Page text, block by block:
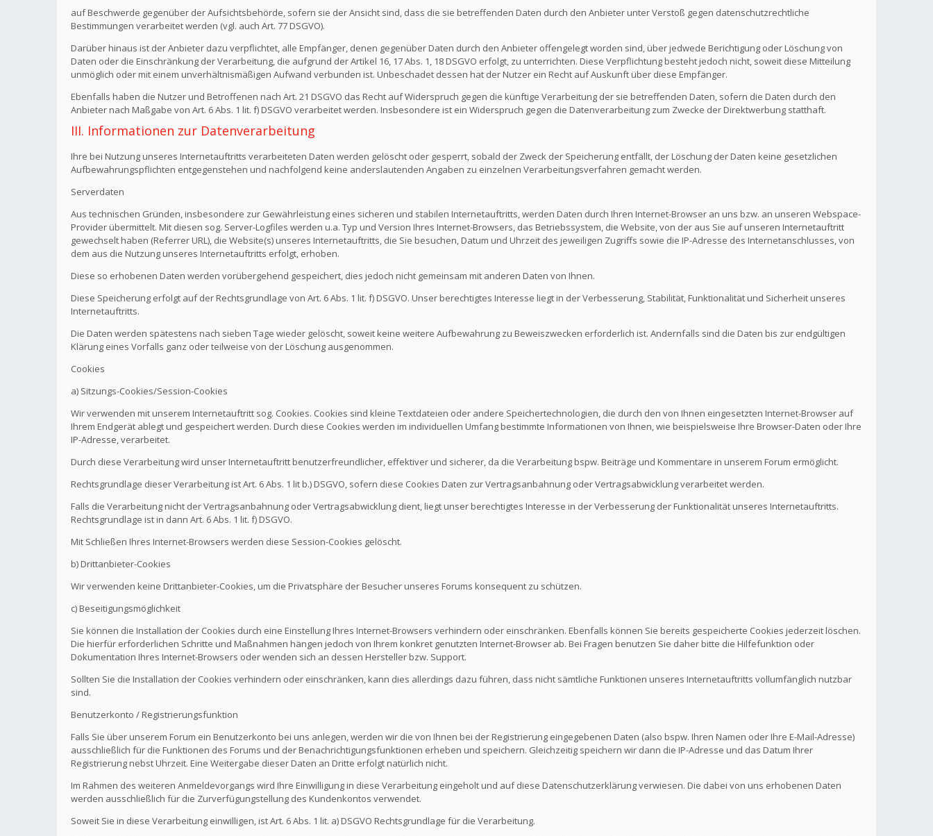
auf Beschwerde gegenüber der Aufsichtsbehörde, sofern sie der Ansicht sind, dass die sie betreffenden Daten durch den Anbieter unter Verstoß gegen datenschutzrechtliche
Bestimmungen verarbeitet werden (vgl. auch Art. 77 DSGVO).
Darüber hinaus ist der Anbieter dazu verpflichtet, alle Empfänger, denen gegenüber Daten durch den Anbieter offengelegt worden sind, über jedwede Berichtigung oder Löschung von
Daten oder die Einschränkung der Verarbeitung, die aufgrund der Artikel 16, 17 Abs. 1, 18 DSGVO erfolgt, zu unterrichten. Diese Verpflichtung besteht jedoch nicht, soweit diese Mitteilung
unmöglich oder mit einem unverhältnismäßigen Aufwand verbunden ist. Unbeschadet dessen hat der Nutzer ein Recht auf Auskunft über diese Empfänger.
Ebenfalls haben die Nutzer und Betroffenen nach Art. 21 DSGVO das Recht auf Widerspruch gegen die künftige Verarbeitung der sie betreffenden Daten, sofern die Daten durch den
Anbieter nach Maßgabe von Art. 6 Abs. 1 lit. f) DSGVO verarbeitet werden. Insbesondere ist ein Widerspruch gegen die Datenverarbeitung zum Zwecke der Direktwerbung statthaft.
III. Informationen zur Datenverarbeitung
Ihre bei Nutzung unseres Internetauftritts verarbeiteten Daten werden gelöscht oder gesperrt, sobald der Zweck der Speicherung entfällt, der Löschung der Daten keine gesetzlichen
Aufbewahrungspflichten entgegenstehen und nachfolgend keine anderslautenden Angaben zu einzelnen Verarbeitungsverfahren gemacht werden.
Serverdaten
Aus technischen Gründen, insbesondere zur Gewährleistung eines sicheren und stabilen Internetauftritts, werden Daten durch Ihren Internet-Browser an uns bzw. an unseren Webspace-
Provider übermittelt. Mit diesen sog. Server-Logfiles werden u.a. Typ und Version Ihres Internet-Browsers, das Betriebssystem, die Website, von der aus Sie auf unseren Internetauftritt
gewechselt haben (Referrer URL), die Website(s) unseres Internetauftritts, die Sie besuchen, Datum und Uhrzeit des jeweiligen Zugriffs sowie die IP-Adresse des Internetanschlusses, von
dem aus die Nutzung unseres Internetauftritts erfolgt, erhoben.
Diese so erhobenen Daten werden vorübergehend gespeichert, dies jedoch nicht gemeinsam mit anderen Daten von Ihnen.
Diese Speicherung erfolgt auf der Rechtsgrundlage von Art. 6 Abs. 1 lit. f) DSGVO. Unser berechtigtes Interesse liegt in der Verbesserung, Stabilität, Funktionalität und Sicherheit unseres
Internetauftritts.
Die Daten werden spätestens nach sieben Tage wieder gelöscht, soweit keine weitere Aufbewahrung zu Beweiszwecken erforderlich ist. Andernfalls sind die Daten bis zur endgültigen
Klärung eines Vorfalls ganz oder teilweise von der Löschung ausgenommen.
Cookies
a) Sitzungs-Cookies/Session-Cookies
Wir verwenden mit unserem Internetauftritt sog. Cookies. Cookies sind kleine Textdateien oder andere Speichertechnologien, die durch den von Ihnen eingesetzten Internet-Browser auf
Ihrem Endgerät ablegt und gespeichert werden. Durch diese Cookies werden im individuellen Umfang bestimmte Informationen von Ihnen, wie beispielsweise Ihre Browser-Daten oder Ihre
IP-Adresse, verarbeitet.
Durch diese Verarbeitung wird unser Internetauftritt benutzerfreundlicher, effektiver und sicherer, da die Verarbeitung bspw. Beiträge und Kommentare in unserem Forum ermöglicht.
Rechtsgrundlage dieser Verarbeitung ist Art. 6 Abs. 1 lit b.) DSGVO, sofern diese Cookies Daten zur Vertragsanbahnung oder Vertragsabwicklung verarbeitet werden.
Falls die Verarbeitung nicht der Vertragsanbahnung oder Vertragsabwicklung dient, liegt unser berechtigtes Interesse in der Verbesserung der Funktionalität unseres Internetauftritts.
Rechtsgrundlage ist in dann Art. 6 Abs. 1 lit. f) DSGVO.
Mit Schließen Ihres Internet-Browsers werden diese Session-Cookies gelöscht.
b) Drittanbieter-Cookies
Wir verwenden keine Drittanbieter-Cookies, um die Privatsphäre der Besucher unseres Forums konsequent zu schützen.
c) Beseitigungsmöglichkeit
Sie können die Installation der Cookies durch eine Einstellung Ihres Internet-Browsers verhindern oder einschränken. Ebenfalls können Sie bereits gespeicherte Cookies jederzeit löschen.
Die hierfür erforderlichen Schritte und Maßnahmen hängen jedoch von Ihrem konkret genutzten Internet-Browser ab. Bei Fragen benutzen Sie daher bitte die Hilfefunktion oder
Dokumentation Ihres Internet-Browsers oder wenden sich an dessen Hersteller bzw. Support.
Sollten Sie die Installation der Cookies verhindern oder einschränken, kann dies allerdings dazu führen, dass nicht sämtliche Funktionen unseres Internetauftritts vollumfänglich nutzbar
sind.
Benutzerkonto / Registrierungsfunktion
Falls Sie über unserem Forum ein Benutzerkonto bei uns anlegen, werden wir die von Ihnen bei der Registrierung eingegebenen Daten (also bspw. Ihren Namen oder Ihre E-Mail-Adresse)
ausschließlich für die Funktionen des Forums und der Benachrichtigungsfunktionen erheben und speichern. Gleichzeitig speichern wir dann die IP-Adresse und das Datum Ihrer
Registrierung nebst Uhrzeit. Eine Weitergabe dieser Daten an Dritte erfolgt natürlich nicht.
Im Rahmen des weiteren Anmeldevorgangs wird Ihre Einwilligung in diese Verarbeitung eingeholt und auf diese Datenschutzerklärung verwiesen. Die dabei von uns erhobenen Daten
werden ausschließlich für die Zurverfügungstellung des Kundenkontos verwendet.
Soweit Sie in diese Verarbeitung einwilligen, ist Art. 6 Abs. 1 lit. a) DSGVO Rechtsgrundlage für die Verarbeitung.